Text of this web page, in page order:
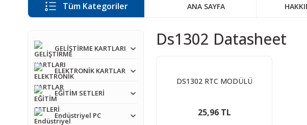
Tüm Kategoriler ANA SAYFA
GELİŞTİRME KARTLARI
ELEKTRONİK KARTLAR
EĞİTİM SETLERİ
Endüstriyel PC
Ds1302 Datasheet
DS1302 RTC MODÜLÜ
25,96 TL